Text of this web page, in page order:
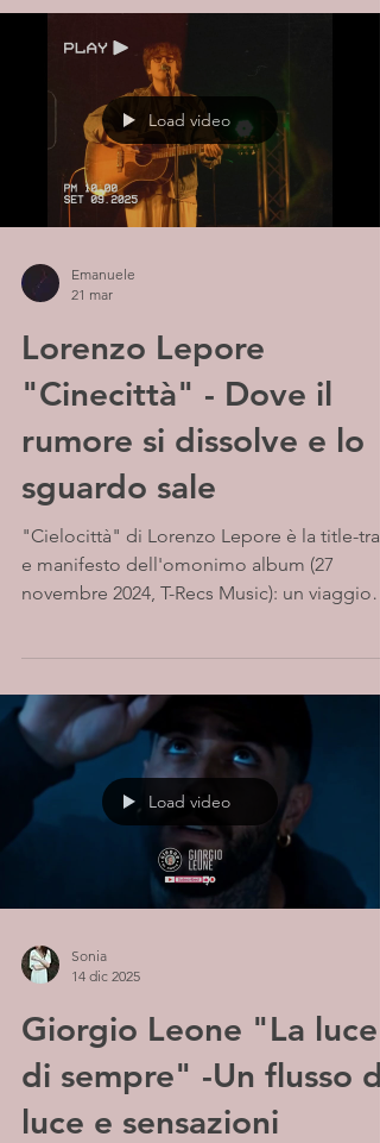
ritornello immediato, Cicconi conferma il
suo stile cantautorale contemporaneo,
autentico e riflessivo. Disponibile ora su
tutte le piattaforme streaming.
Load video
Emanuele
21 mar
Lorenzo Lepore
"Cinecittà" - Dove il
rumore si dissolve e lo
sguardo sale
"Cielocittà" di Lorenzo Lepore è la title-
e manifesto dell'omonimo album (27
novembre 2024, T-Recs Music): un viaggio
quotidiana, un ritornello liberatorio che
invita a volare con la mente
Load video
Sonia
14 dic 2025
Giorgio Leone "La luce
di sempre" -Un flusso di
luce e sensazioni